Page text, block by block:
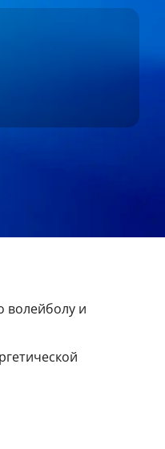
волейболу и